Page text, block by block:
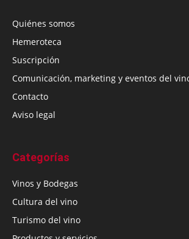
Quiénes somos
Hemeroteca
Suscripción
Comunicación, marketing y eventos del
Contacto
Aviso legal
Categorías
Vinos y Bodegas
Cultura del vino
Turismo del vino